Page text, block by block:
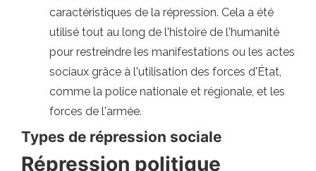
caractéristiques de la répression. Cela a été
utilisé tout au long de l'histoire de l'humanité
pour restreindre les manifestations ou les actes
sociaux grâce à l'utilisation des forces d'État,
comme la police nationale et régionale, et les
forces de l'armée.
Types de répression sociale
Répression politique